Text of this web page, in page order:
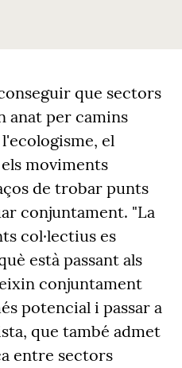
que sectors
anat per camins
el
moviments
de trobar punts
conjuntament. "La
col·lectius es
està passant als
conjuntament
potencial i passar a
que també admet
entre sectors